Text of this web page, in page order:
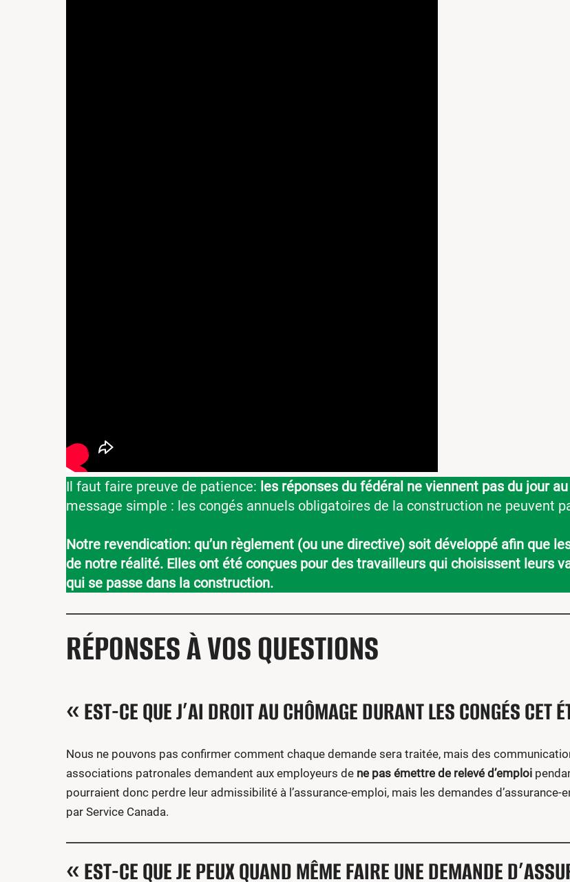
Il faut faire preuve de patience: les réponses du fédéral ne viennent pas du jour
message simple : les congés annuels obligatoires de la construction ne peuvent
Notre revendication: qu’un règlement (ou une directive) soit développé afin que
de notre réalité. Elles ont été conçues pour des travailleurs qui choisissent leurs
qui se passe dans la construction.
RÉPONSES À VOS QUESTIONS
« EST-CE QUE J’AI DROIT AU CHÔMAGE DURANT LES CONGÉS CET
Nous ne pouvons pas confirmer comment chaque demande sera traitée, mais des
associations patronales demandent aux employeurs de ne pas émettre de relevé d’emploi
pourraient donc perdre leur admissibilité à l’assurance-emploi, mais les demandes
par Service Canada.
« EST-CE QUE JE PEUX QUAND MÊME FAIRE UNE DEMANDE